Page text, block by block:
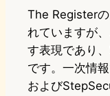
The Register
れていますが
す表現であり
です。一次情
および